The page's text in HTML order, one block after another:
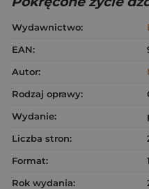
Wydawnictwo:
EAN:
Autor:
Rodzaj oprawy:
Wydanie:
Liczba stron:
Format:
Rok wydania: